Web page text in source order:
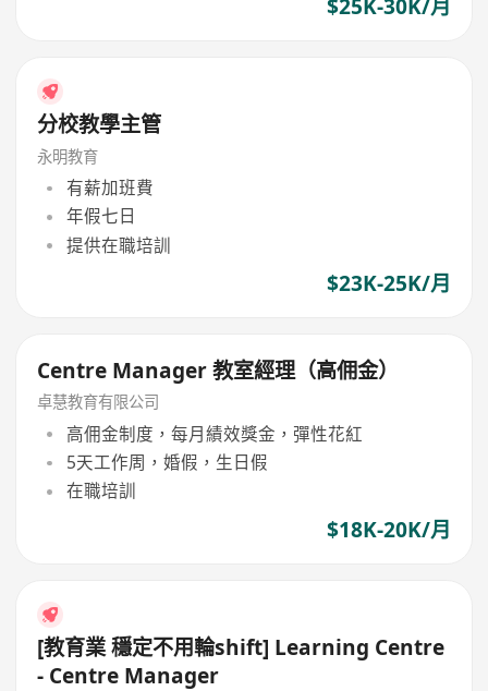
$25K-30K/月
分校教學主管
永明教育
有薪加班費
年假七日
提供在職培訓
$23K-25K/月
Centre Manager 教室經理（高佣金）
卓慧教育有限公司
高佣金制度，每月績效獎金，彈性花紅
5天工作周，婚假，生日假
在職培訓
$18K-20K/月
[教育業 穩定不用輪shift] Learning Centre
- Centre Manager